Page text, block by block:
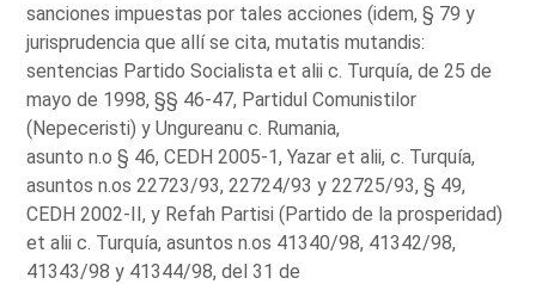
sanciones impuestas por tales acciones (idem, § 79 y
jurisprudencia que allí se cita, mutatis mutandis:
sentencias Partido Socialista et alii c. Turquía, de 25 de
mayo de 1998, §§ 46-47, Partidul Comunistilor
(Nepeceristi) y Ungureanu c. Rumania,
asunto n.o § 46, CEDH 2005-1, Yazar et alii, c. Turquía,
asuntos n.os 22723/93, 22724/93 y 22725/93, § 49,
CEDH 2002-II, y Refah Partisi (Partido de la prosperidad)
et alii c. Turquía, asuntos n.os 41340/98, 41342/98,
41343/98 y 41344/98, del 31 de